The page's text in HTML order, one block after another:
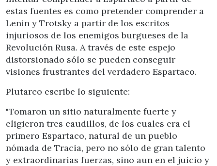
estas fuentes es como pretender comprender a
Lenin y Trotsky a partir de los escritos
injuriosos de los enemigos burgueses de la
Revolución Rusa. A través de este espejo
distorsionado sólo se pueden conseguir
visiones frustrantes del verdadero Espartaco.
Plutarco escribe lo siguiente:
"Tomaron un sitio naturalmente fuerte y
eligieron tres caudillos, de los cuales era el
primero Espartaco, natural de un pueblo
nómada de Tracia, pero no sólo de gran talento
y extraordinarias fuerzas, sino aun en el juicio y